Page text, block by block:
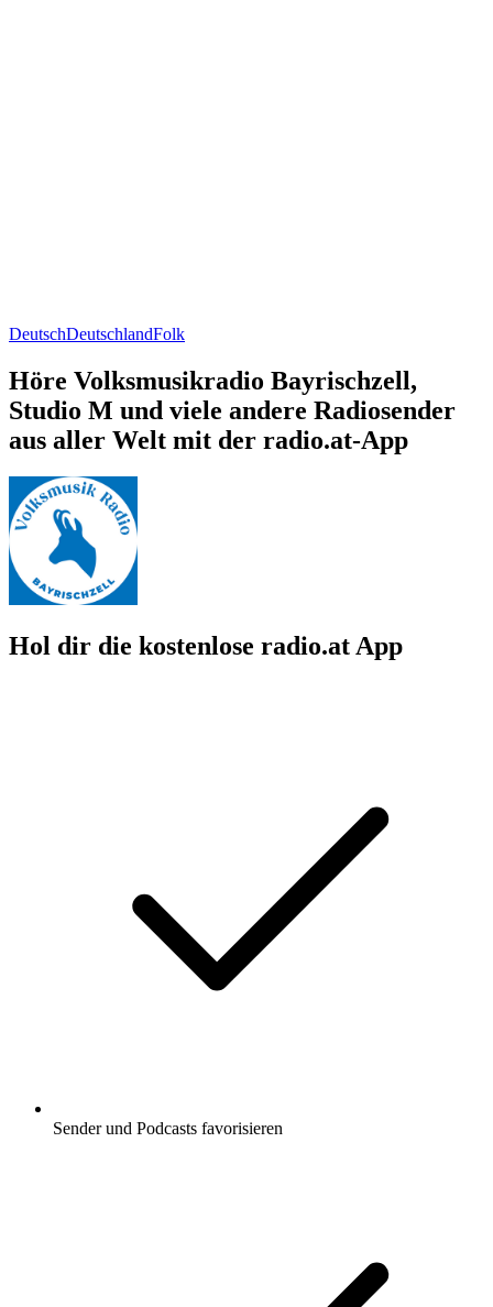
DeutschDeutschlandFolk
Höre Volksmusikradio Bayrischzell,
Studio M und viele andere Radiosender
aus aller Welt mit der radio.at-App
Hol dir die kostenlose radio.at App
Sender und Podcasts favorisieren